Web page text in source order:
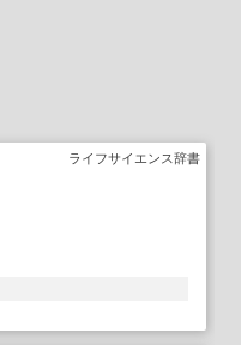
ライフサイエンス辞書